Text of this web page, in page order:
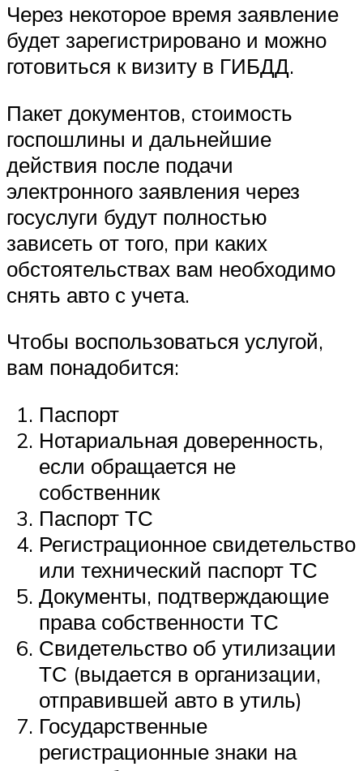
Через некоторое время заявление
будет зарегистрировано и можно
готовиться к визиту в ГИБДД.
Пакет документов, стоимость
госпошлины и дальнейшие
действия после подачи
электронного заявления через
госуслуги будут полностью
зависеть от того, при каких
обстоятельствах вам необходимо
снять авто с учета.
Чтобы воспользоваться услугой,
вам понадобится:
Паспорт
Нотариальная доверенность,
если обращается не
собственник
Паспорт ТС
Регистрационное свидетельство
или технический паспорт ТС
Документы, подтверждающие
права собственности ТС
Свидетельство об утилизации
ТС (выдается в организации,
отправившей авто в утиль)
Государственные
регистрационные знаки на